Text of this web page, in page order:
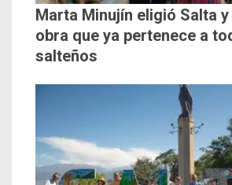
Marta Minujín eligió Salta
obra que ya pertenece a
salteños